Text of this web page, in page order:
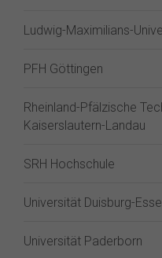
Ludwig-Maximilians-
PFH Göttingen
Rheinland-Pfälzische
Kaiserslautern-Landau
SRH Hochschule
Universität Duisburg-
Universität Paderborn